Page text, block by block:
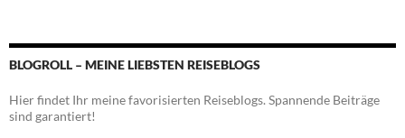
BLOGROLL – MEINE LIEBSTEN REISEBLOGS
Hier findet Ihr meine favorisierten Reiseblogs. Spannende Beiträge
sind garantiert!